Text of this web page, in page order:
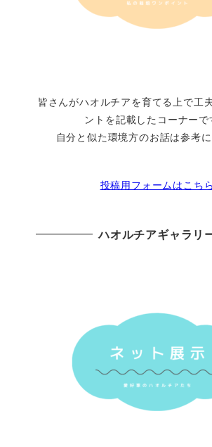
皆さんがハオルチアを育てる上で工
ントを記載したコーナーで
自分と似た環境方のお話は参考
投稿用フォームはこちら
ハオルチアギャラリ